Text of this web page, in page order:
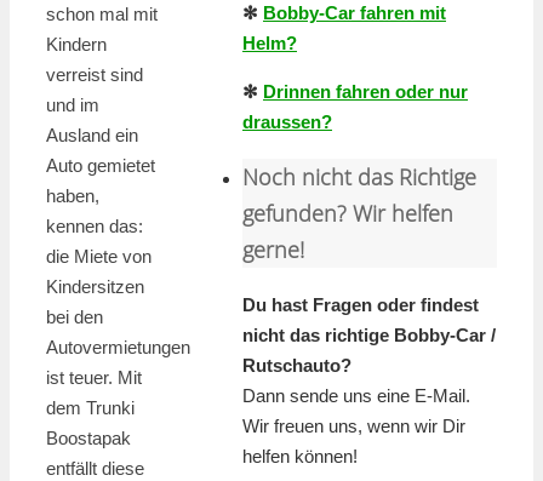
schon mal mit
Kindern
verreist sind
und im
Ausland ein
Auto gemietet
haben,
kennen das:
die Miete von
Kindersitzen
bei den
Autovermietungen
ist teuer. Mit
dem Trunki
Boostapak
entfällt diese
✻ Bobby-Car fahren mit
Helm?
✻ Drinnen fahren oder nur
draussen?
Noch nicht das Richtige
gefunden? Wir helfen
gerne!
Du hast Fragen oder findest
nicht das richtige Bobby-Car /
Rutschauto?
Dann sende uns eine E-Mail.
Wir freuen uns, wenn wir Dir
helfen können!